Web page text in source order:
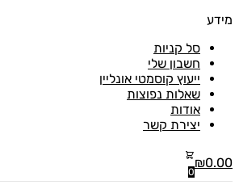
מידע
סל קניות
חשבון שלי
ייעוץ קוסמטי אונליין
שאלות נפוצות
אודות
יצירת קשר
₪0.00
0